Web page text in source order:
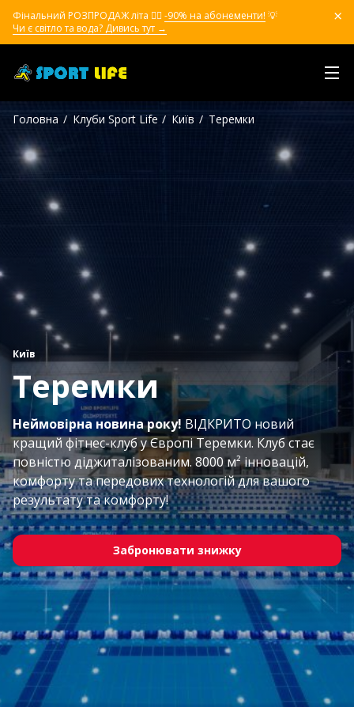
Фінальний РОЗПРОДАЖ літа ❤️‍🔥 -90% на абонементи! 💡
Чи є світло та вода? Дивись тут →
Головна Клуби Sport Life Київ Теремки
Київ
Теремки
Неймовірна новина року! ВІДКРИТО новий
кращий фітнес-клуб у Європі Теремки. Клуб стає
повністю діджиталізованим. 8000 м² інновацій,
комфорту та передових технологій для вашого
результату та комфорту!
Забронювати знижку